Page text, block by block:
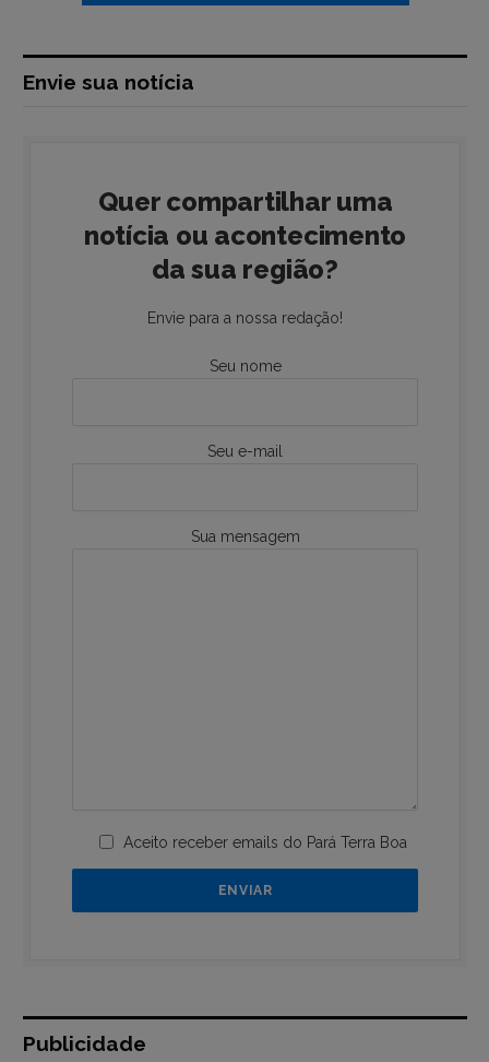
Envie sua notícia
Quer compartilhar uma
notícia ou acontecimento
da sua região?
Envie para a nossa redação!
Seu nome
Seu e-mail
Sua mensagem
Aceito receber emails do Pará Terra Boa
Publicidade